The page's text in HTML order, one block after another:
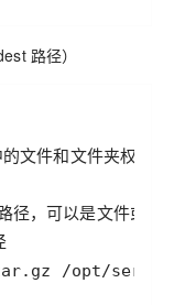
路径）
/opt/